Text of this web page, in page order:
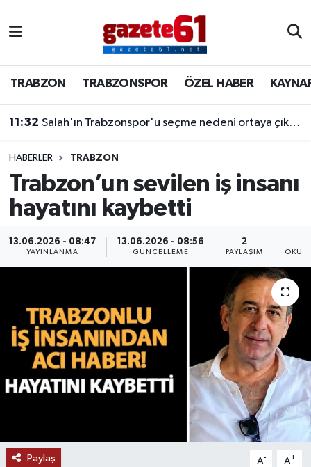
TRABZON TRABZONSPOR ÖZEL HABER
11:32 Salah'ın Trabzonspor'u seçme nedeni ortaya çıktı! Dev teklifleri geri çevirdi
HABERLER TRABZON
Trabzon’un sevilen iş insanı
hayatını kaybetti
13.06.2026 - 08:47
YAYINLANMA
13.06.2026 - 08:56
GÜNCELLEME
2
PAYLAŞIM
Paylaş A- A+
TRABZONSPOR
ÖZEL HABER
KAYNAR KAZAN
SİYASET
Trabzon Nöbetçi Eczaneler
Trabzon Hava Durumu
Trabzon Namaz Vakitleri
Trabzon Trafik Yoğunluk Haritası
Süper Lig Puan Durumu ve Fikstür
Son Dakika Haberleri